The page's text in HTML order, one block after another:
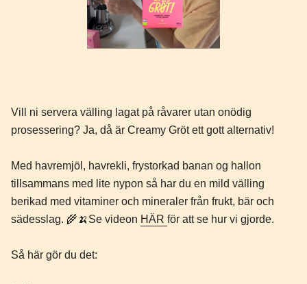
Vill ni servera välling lagat på råvarer utan onödig
prosessering? Ja, då är Creamy Gröt ett gott alternativ!
Med havremjöl, havrekli, frystorkad banan og hallon
tillsammans med lite nypon så har du en mild välling
berikad med vitaminer och mineraler från frukt, bär och
sädesslag. 🌾🍌Se videon HÄR för att se hur vi gjorde.
Så här gör du det: